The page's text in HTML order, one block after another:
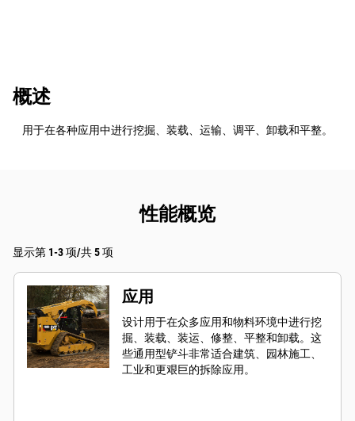
概述
用于在各种应用中进行挖掘、装载、运输、调平、卸载和平整。
性能概览
显示第 1-3 项/共 5 项
应用
设计用于在众多应用和物料环境中进行挖
掘、装载、装运、修整、平整和卸载。这
些通用型铲斗非常适合建筑、园林施工、
工业和更艰巨的拆除应用。